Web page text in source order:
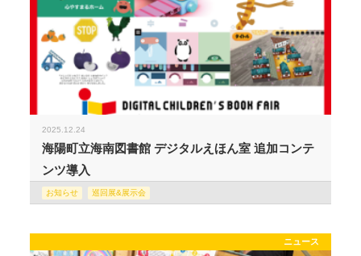
2025.12.24
海陽町立海南図書館 デジタルえほん室 追加コンテ
ンツ導入
お知らせ 巡回展&展示会
ニュース